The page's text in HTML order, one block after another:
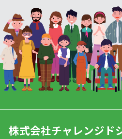
株式会社チャレンジド